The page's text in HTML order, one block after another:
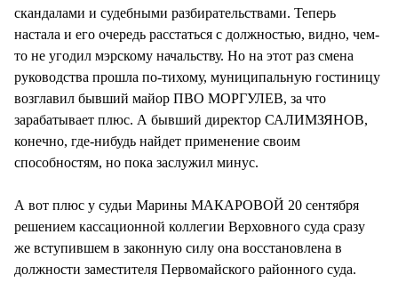
скандалами и судебными разбирательствами. Теперь
настала и его очередь расстаться с должностью, видно, чем-
то не угодил мэрскому начальству. Но на этот раз смена
руководства прошла по-тихому, муниципальную гостиницу
возглавил бывший майор ПВО МОРГУЛЕВ, за что
зарабатывает плюс. А бывший директор САЛИМЗЯНОВ,
конечно, где-нибудь найдет применение своим
способностям, но пока заслужил минус.
А вот плюс у судьи Марины МАКАРОВОЙ 20 сентября
решением кассационной коллегии Верховного суда сразу
же вступившем в законную силу она восстановлена в
должности заместителя Первомайского районного суда.